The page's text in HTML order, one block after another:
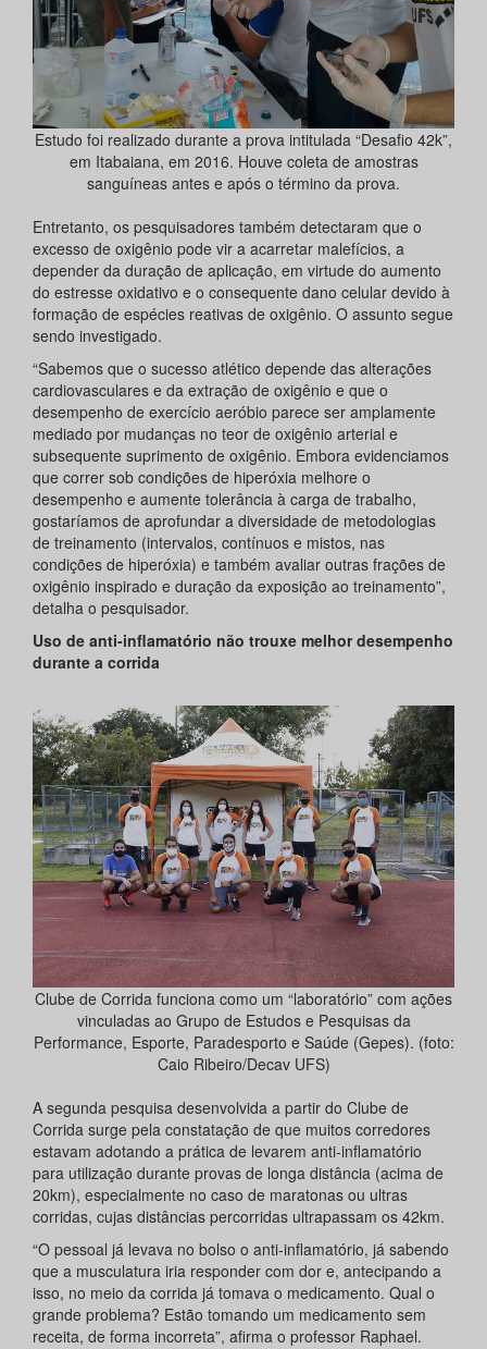
Estudo foi realizado durante a prova intitulada “Desafio 42k”,
em Itabaiana, em 2016. Houve coleta de amostras
sanguíneas antes e após o término da prova.
Entretanto, os pesquisadores também detectaram que o
excesso de oxigênio pode vir a acarretar malefícios, a
depender da duração de aplicação, em virtude do aumento
do estresse oxidativo e o consequente dano celular devido à
formação de espécies reativas de oxigênio. O assunto segue
sendo investigado.
“Sabemos que o sucesso atlético depende das alterações
cardiovasculares e da extração de oxigênio e que o
desempenho de exercício aeróbio parece ser amplamente
mediado por mudanças no teor de oxigênio arterial e
subsequente suprimento de oxigênio. Embora evidenciamos
que correr sob condições de hiperóxia melhore o
desempenho e aumente tolerância à carga de trabalho,
gostaríamos de aprofundar a diversidade de metodologias
de treinamento (intervalos, contínuos e mistos, nas
condições de hiperóxia) e também avaliar outras frações de
oxigênio inspirado e duração da exposição ao treinamento”,
detalha o pesquisador.
Uso de anti-inflamatório não trouxe melhor desempenho
durante a corrida
Clube de Corrida funciona como um “laboratório” com ações
vinculadas ao Grupo de Estudos e Pesquisas da
Performance, Esporte, Paradesporto e Saúde (Gepes). (foto:
Caio Ribeiro/Decav UFS)
A segunda pesquisa desenvolvida a partir do Clube de
Corrida surge pela constatação de que muitos corredores
estavam adotando a prática de levarem anti-inflamatório
para utilização durante provas de longa distância (acima de
20km), especialmente no caso de maratonas ou ultras
corridas, cujas distâncias percorridas ultrapassam os 42km.
“O pessoal já levava no bolso o anti-inflamatório, já sabendo
que a musculatura iria responder com dor e, antecipando a
isso, no meio da corrida já tomava o medicamento. Qual o
grande problema? Estão tomando um medicamento sem
receita, de forma incorreta”, afirma o professor Raphael.